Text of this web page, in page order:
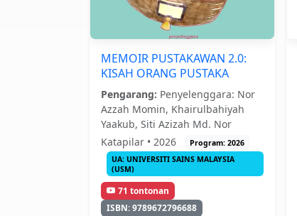
MEMOIR PUSTAKAWAN 2.0:
KISAH ORANG PUSTAKA
Pengarang: Penyelenggara: Nor
Azzah Momin, Khairulbahiyah
Yaakub, Siti Azizah Md. Nor
Katapilar • 2026
Program: 2026
UA: UNIVERSITI SAINS MALAYSIA
(USM)
71 tontonan
ISBN: 9789672796688